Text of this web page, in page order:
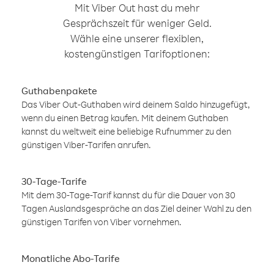
Mit Viber Out hast du mehr
Gesprächszeit für weniger Geld.
Wähle eine unserer flexiblen,
kostengünstigen Tarifoptionen:
Guthabenpakete
Das Viber Out-Guthaben wird deinem Saldo hinzugefügt,
wenn du einen Betrag kaufen. Mit deinem Guthaben
kannst du weltweit eine beliebige Rufnummer zu den
günstigen Viber-Tarifen anrufen.
30-Tage-Tarife
Mit dem 30-Tage-Tarif kannst du für die Dauer von 30
Tagen Auslandsgespräche an das Ziel deiner Wahl zu den
günstigen Tarifen von Viber vornehmen.
Monatliche Abo-Tarife